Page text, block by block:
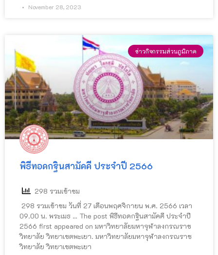
November 28, 2023
ข่าวกิจกรรมส่วนภูมิภาค
พิธีทอดกฐินสามัคคี ประจำปี 2566
298 รวมเข้าชม
298 รวมเข้าชม วันที่ 27 เดือนพฤศจิกายน พ.ศ. 2566 เวลา
09.00 น. พระเมธ … The post พิธีทอดกฐินสามัคคี ประจำปี
2566 first appeared on มหาวิทยาลัยมหาจุฬาลงกรณราช
วิทยาลัย วิทยาเขตพะเยา. มหาวิทยาลัยมหาจุฬาลงกรณราช
วิทยาลัย วิทยาเขตพะเยา